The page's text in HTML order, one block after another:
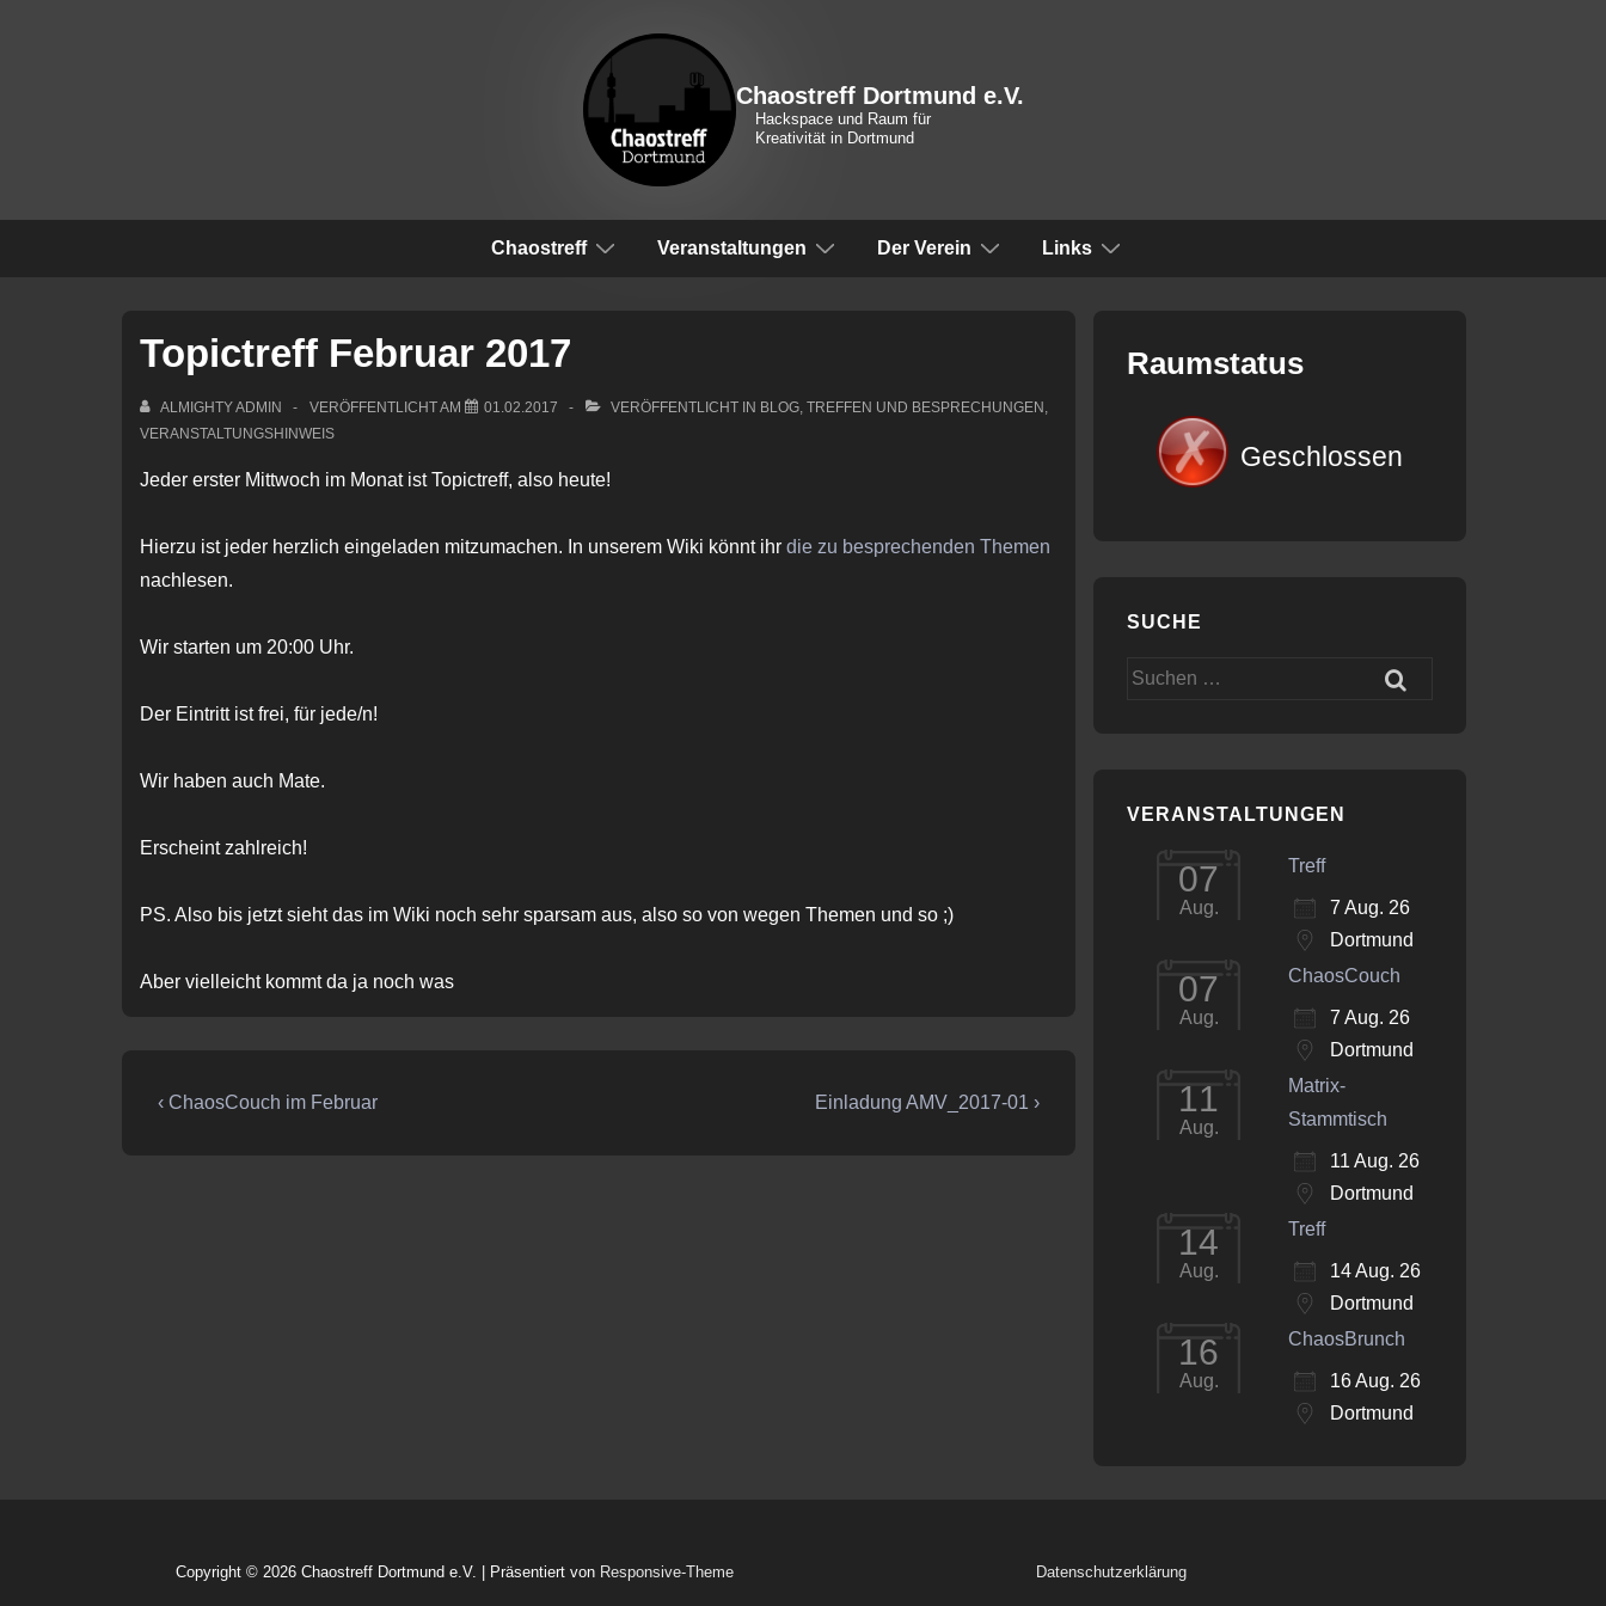
Chaostreff Dortmund e.V.
Hackspace und Raum für
Kreativität in Dortmund
Hauptnavigation
Chaostreff Veranstaltungen Der Verein Links
Topictreff Februar 2017
ALMIGHTY ADMIN VERÖFFENTLICHT AM 01.02.2017 VERÖFFENTLICHT IN BLOG, TREFFEN UND BESPRECHUNGEN ,
VERANSTALTUNGSHINWEIS
Jeder erster Mittwoch im Monat ist Topictreff, also heute!
Hierzu ist jeder herzlich eingeladen mitzumachen. In unserem Wiki könnt ihr die zu besprechenden Themen
nachlesen.
Wir starten um 20:00 Uhr.
Der Eintritt ist frei, für jede/n!
Wir haben auch Mate.
Erscheint zahlreich!
PS. Also bis jetzt sieht das im Wiki noch sehr sparsam aus, also so von wegen Themen und so ;)
Aber vielleicht kommt da ja noch was
Beitragsnavigation
Vorheriger
‹ ChaosCouch im Februar
Nächster
Einladung AMV_2017-01 ›
Raumstatus
Geschlossen
SUCHE
Suchen
VERANSTALTUNGEN
07
Aug.
Treff
7 Aug. 26
Dortmund
07
Aug.
ChaosCouch
7 Aug. 26
Dortmund
11
Aug.
Matrix-
Stammtisch
11 Aug. 26
Dortmund
14
Aug.
Treff
14 Aug. 26
Dortmund
16
Aug.
ChaosBrunch
16 Aug. 26
Dortmund
Copyright © 2026 Chaostreff Dortmund e.V. | Präsentiert von Responsive-Theme Datenschutzerklärung